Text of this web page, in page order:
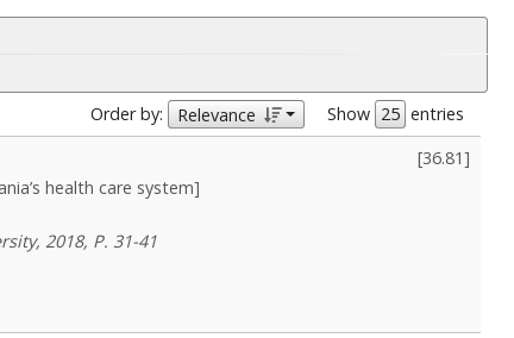
Order by: Relevance Show
entries
[36.81]
health care system]
2018, P. 31-41